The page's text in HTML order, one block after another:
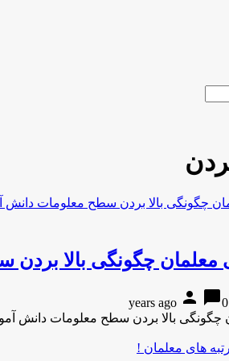
چگونگی بالا بردن
person chat_bubble0
بالا بردن سطح معلومات دانش